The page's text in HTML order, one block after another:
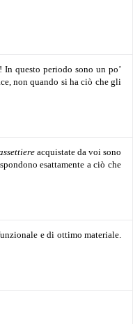
questo periodo sono un po’
non quando si ha ciò che gli
acquistate da voi sono
esattamente a ciò che
e di ottimo materiale.